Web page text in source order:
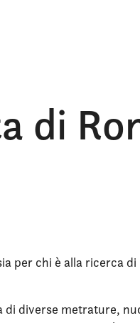
di
per chi è alla ricerca
diverse metrature,